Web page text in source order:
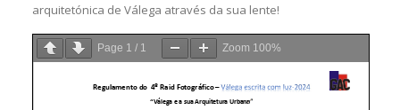
arquitetónica de Válega através da sua lente!
Page 1 / 1 Zoom 100%